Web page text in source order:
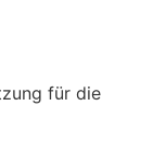
für die